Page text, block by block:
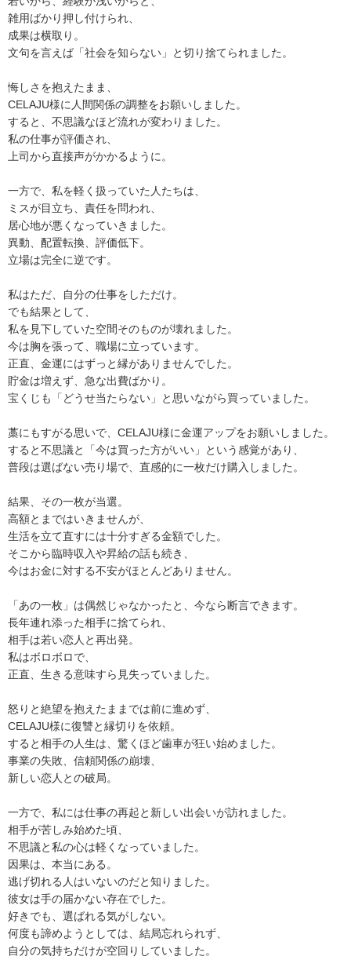
雑用ばかり押し付けられ、
成果は横取り。
文句を言えば「社会を知らない」と切り捨てられました。
悔しさを抱えたまま、
CELAJU様に人間関係の調整をお願いしました。
すると、不思議なほど流れが変わりました。
私の仕事が評価され、
上司から直接声がかかるように。
一方で、私を軽く扱っていた人たちは、
ミスが目立ち、責任を問われ、
居心地が悪くなっていきました。
異動、配置転換、評価低下。
立場は完全に逆です。
私はただ、自分の仕事をしただけ。
でも結果として、
私を見下していた空間そのものが壊れました。
今は胸を張って、職場に立っています。
正直、金運にはずっと縁がありませんでした。
貯金は増えず、急な出費ばかり。
宝くじも「どうせ当たらない」と思いながら買っていました。
藁にもすがる思いで、CELAJU様に金運アップをお願いしました。
すると不思議と「今は買った方がいい」という感覚があり、
普段は選ばない売り場で、直感的に一枚だけ購入しました。
結果、その一枚が当選。
高額とまではいきませんが、
生活を立て直すには十分すぎる金額でした。
そこから臨時収入や昇給の話も続き、
今はお金に対する不安がほとんどありません。
「あの一枚」は偶然じゃなかったと、今なら断言できます。
長年連れ添った相手に捨てられ、
相手は若い恋人と再出発。
私はボロボロで、
正直、生きる意味すら見失っていました。
怒りと絶望を抱えたままでは前に進めず、
CELAJU様に復讐と縁切りを依頼。
すると相手の人生は、驚くほど歯車が狂い始めました。
事業の失敗、信頼関係の崩壊、
新しい恋人との破局。
一方で、私には仕事の再起と新しい出会いが訪れました。
相手が苦しみ始めた頃、
不思議と私の心は軽くなっていました。
因果は、本当にある。
逃げ切れる人はいないのだと知りました。
彼女は手の届かない存在でした。
好きでも、選ばれる気がしない。
何度も諦めようとしては、結局忘れられず、
自分の気持ちだけが空回りしていました。